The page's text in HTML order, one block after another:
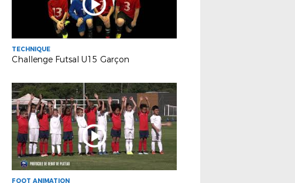
TECHNIQUE
Challenge Futsal U15 Garçon
FOOT ANIMATION